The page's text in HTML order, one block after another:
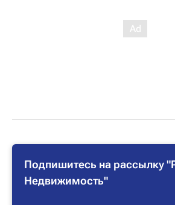
Подпишитесь на рассылку
Недвижимость"